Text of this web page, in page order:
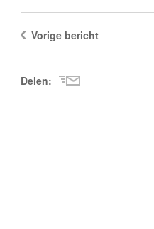
Vorige bericht
Delen: